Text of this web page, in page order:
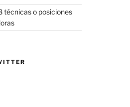
técnicas o posiciones